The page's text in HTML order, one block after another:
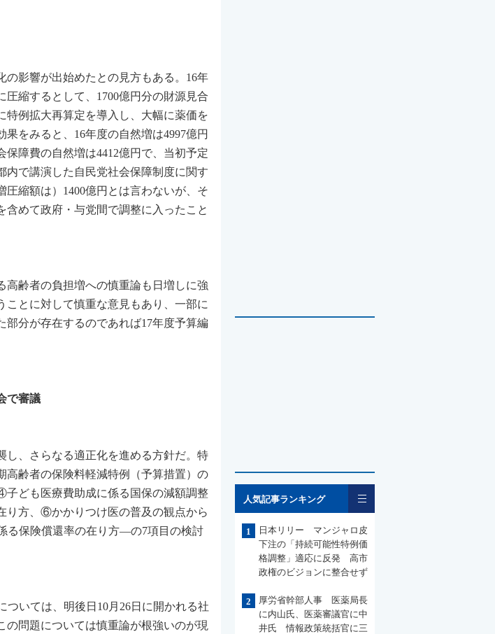
影響が出始めたとの見方もある。16年
圧縮するとして、1700億円分の財源見合
特例拡大再算定を導入し、大幅に薬価を
をみると、16年度の自然増は4997億円
障費の自然増は4412億円で、当初予定
内で講演した自民党社会保障制度に関す
縮額は）1400億円とは言わないが、そ
めて政府・与党間で調整に入ったこと
齢者の負担増への慎重論も日増しに強
ことに対して慎重な意見もあり、一部に
部分が存在するのであれば17年度予算編
で審議
し、さらなる適正化を進める方針だ。特
齢者の保険料軽減特例（予算措置）の
ども医療費助成に係る国保の減額調整
り方、⑥かかりつけ医の普及の観点から
る保険償還率の在り方―の7項目の検討
いては、明後日10月26日に開かれる社
問題については慎重論が根強いのが現
人気記事ランキング
1
日本リリー マンジャロ皮
下注の「持続可能性特例価
格調整」適応に反発 高市
政権のビジョンに整合せず
2
厚労省幹部人事 医薬局長
に内山氏、医薬審議官に中
井氏 情報政策統括官に三